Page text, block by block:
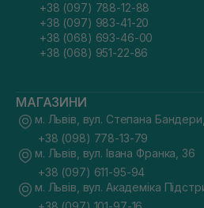
+38 (097) 788-12-88
+38 (097) 983-41-20
+38 (068) 693-46-00
+38 (068) 951-22-86
МАГАЗИНИ
м. Львів, вул. Степана
+38 (098) 778-13-79
м. Львів, вул. Івана Франка, 36
+38 (097) 611-95-94
м. Львів, вул. Академіка